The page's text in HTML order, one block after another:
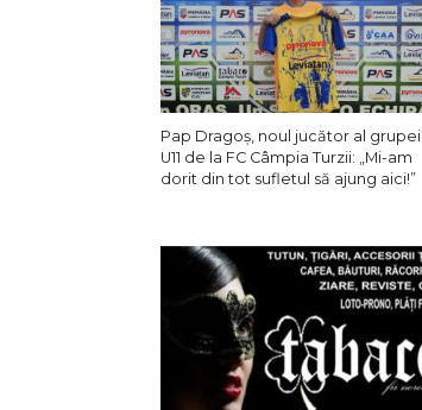
Pap Dragoș, noul jucător al grupei
U11 de la FC Câmpia Turzii: „Mi-am
dorit din tot sufletul să ajung aici!”